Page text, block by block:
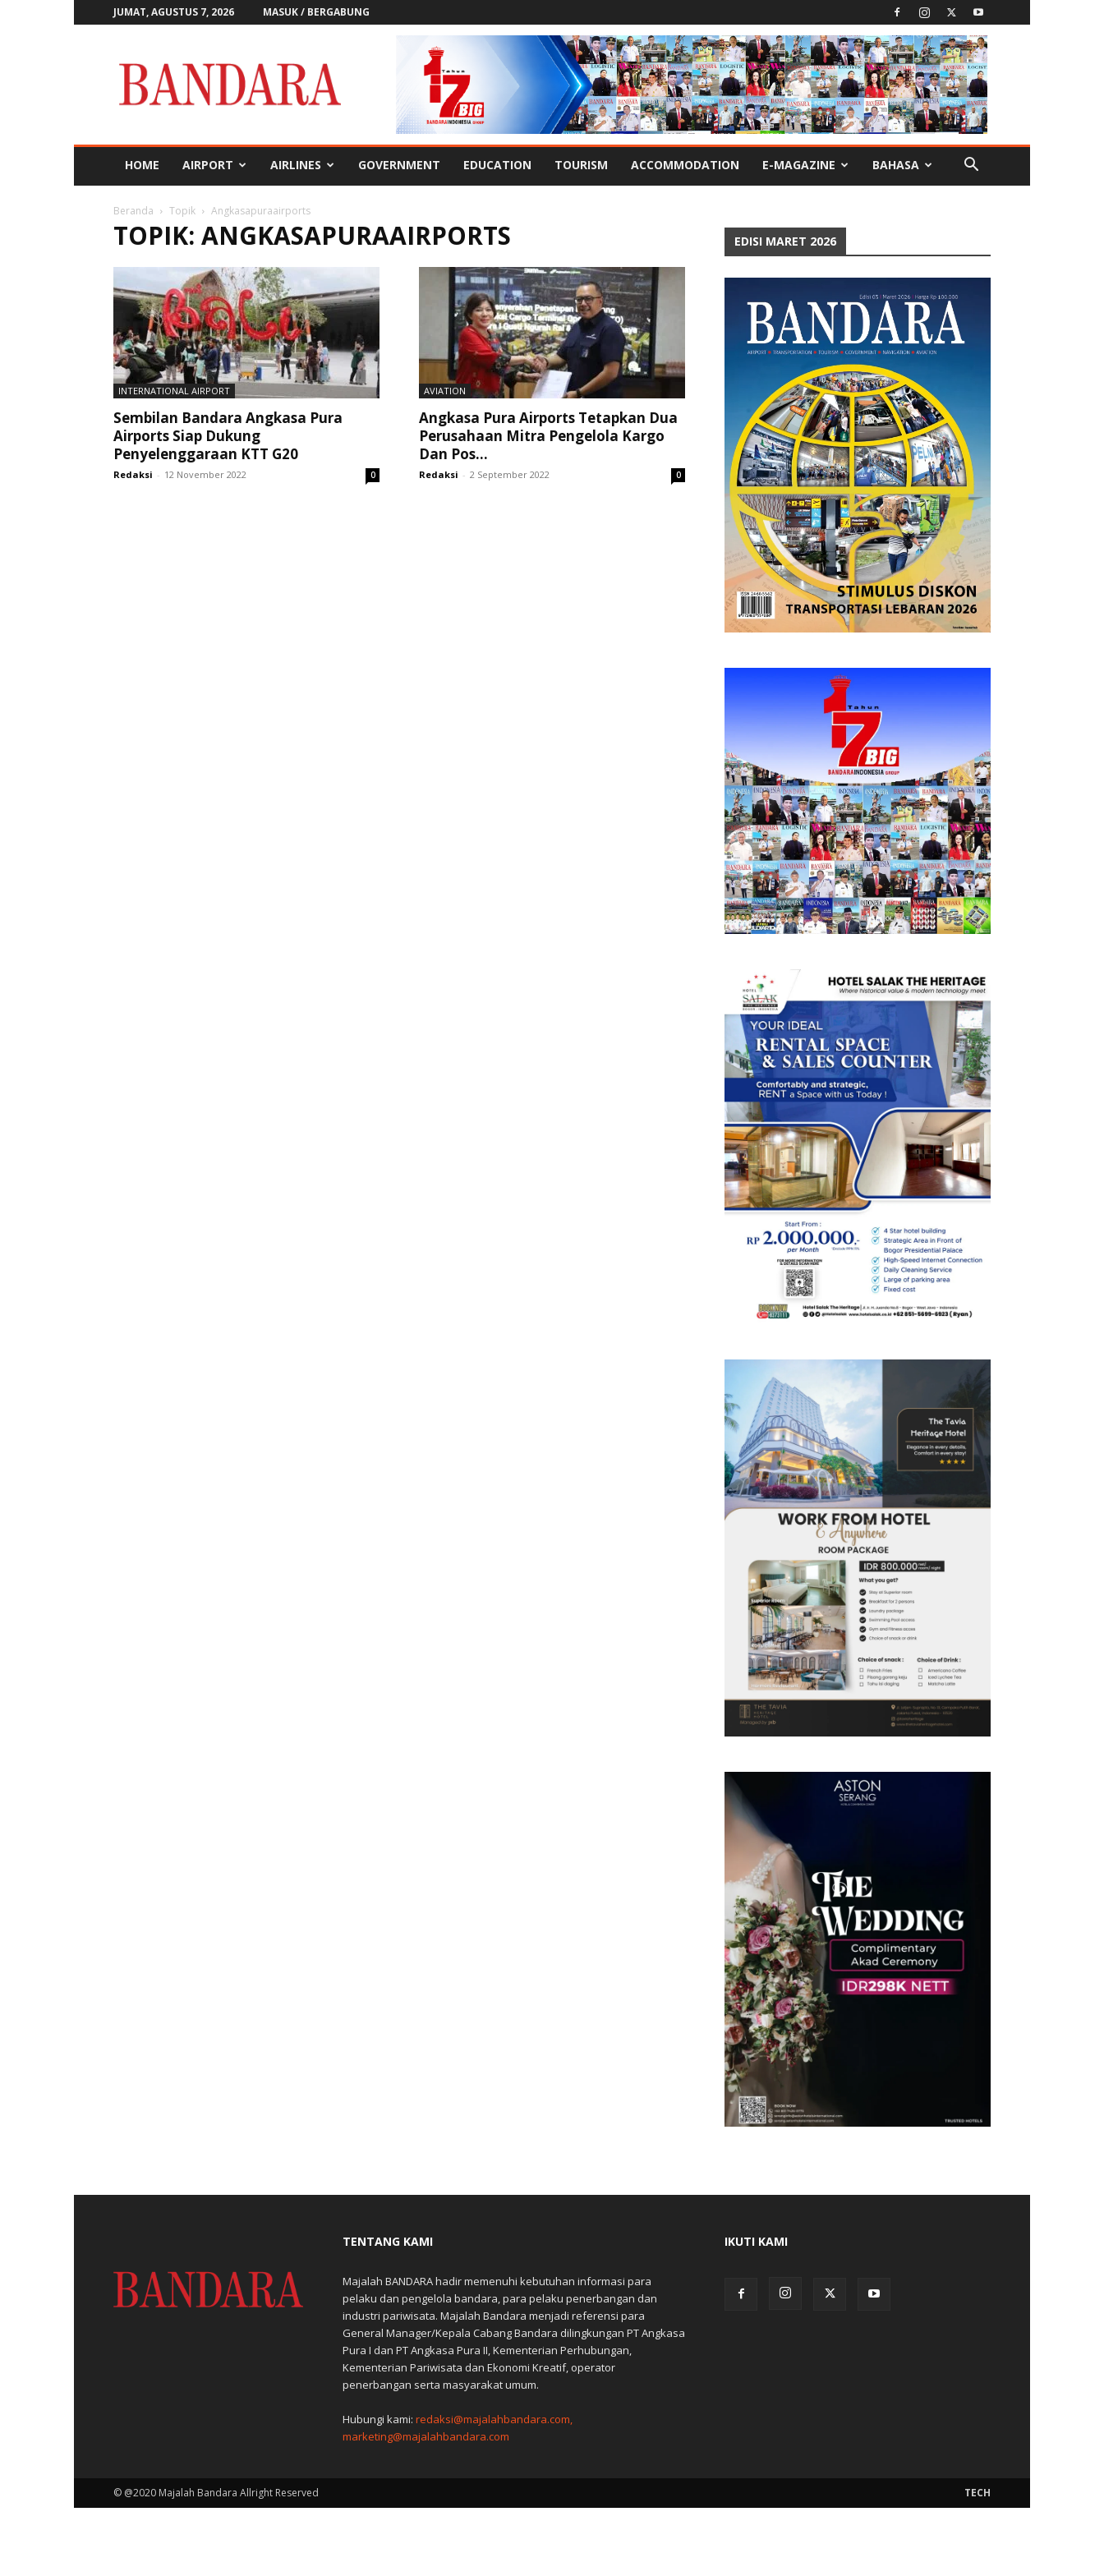
JUMAT, AGUSTUS 7, 2026 MASUK / BERGABUNG
Bandara
HOME AIRPORT AIRLINES GOVERNMENT EDUCATION TOURISM ACCOMMODATION E-MAGAZINE BAHASA
Beranda Topik Angkasapuraairports
TOPIK: ANGKASAPURAAIRPORTS
INTERNATIONAL AIRPORT
Sembilan Bandara Angkasa Pura
Airports Siap Dukung
Penyelenggaraan KTT G20
Redaksi - 12 November 2022 0
AVIATION
Angkasa Pura Airports Tetapkan Dua
Perusahaan Mitra Pengelola Kargo
Dan Pos...
Redaksi - 2 September 2022 0
EDISI MARET 2026
TENTANG KAMI
Majalah BANDARA hadir memenuhi kebutuhan informasi para
pelaku dan pengelola bandara, para pelaku penerbangan dan
industri pariwisata. Majalah Bandara menjadi referensi para
General Manager/Kepala Cabang Bandara dilingkungan PT Angkasa
Pura I dan PT Angkasa Pura II, Kementerian Perhubungan,
Kementerian Pariwisata dan Ekonomi Kreatif, operator
penerbangan serta masyarakat umum.
Hubungi kami: redaksi@majalahbandara.com,
marketing@majalahbandara.com
IKUTI KAMI
TECH
© @2020 Majalah Bandara Allright Reserved